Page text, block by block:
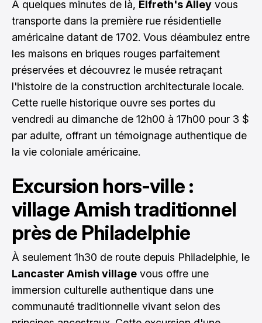
À quelques minutes de là, Elfreth's Alley vous
transporte dans la première rue résidentielle
américaine datant de 1702. Vous déambulez entre
les maisons en briques rouges parfaitement
préservées et découvrez le musée retraçant
l'histoire de la construction architecturale locale.
Cette ruelle historique ouvre ses portes du
vendredi au dimanche de 12h00 à 17h00 pour 3 $
par adulte, offrant un témoignage authentique de
la vie coloniale américaine.
Excursion hors-ville :
village Amish traditionnel
près de Philadelphie
À seulement 1h30 de route depuis Philadelphie, le
Lancaster Amish village vous offre une
immersion culturelle authentique dans une
communauté traditionnelle vivant selon des